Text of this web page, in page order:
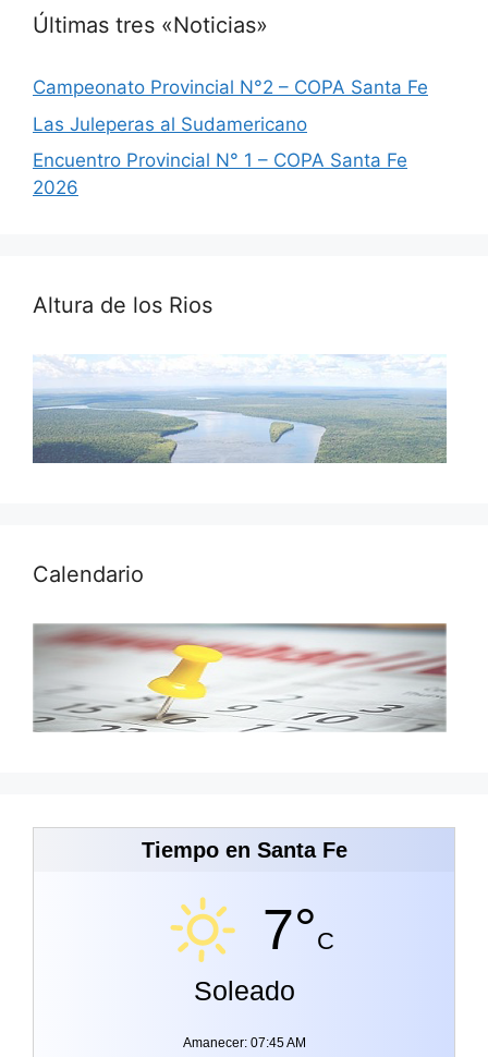
Últimas tres «Noticias»
Campeonato Provincial N°2 – COPA Santa Fe
Las Juleperas al Sudamericano
Encuentro Provincial N° 1 – COPA Santa Fe
2026
Altura de los Rios
Calendario
Tiempo en Santa Fe
7°C
Soleado
Amanecer: 07:45 AM